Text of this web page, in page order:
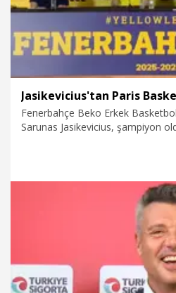
Fenerbahçe Beko Erkek
Sarunas Jasikevicius, şampiyon